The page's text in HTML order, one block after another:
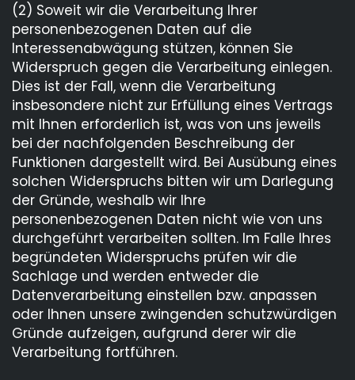
(2) Soweit wir die Verarbeitung Ihrer
personenbezogenen Daten auf die
Interessenabwägung stützen, können Sie
Widerspruch gegen die Verarbeitung einlegen.
Dies ist der Fall, wenn die Verarbeitung
insbesondere nicht zur Erfüllung eines Vertrags
mit Ihnen erforderlich ist, was von uns jeweils
bei der nachfolgenden Beschreibung der
Funktionen dargestellt wird. Bei Ausübung eines
solchen Widerspruchs bitten wir um Darlegung
der Gründe, weshalb wir Ihre
personenbezogenen Daten nicht wie von uns
durchgeführt verarbeiten sollten. Im Falle Ihres
begründeten Widerspruchs prüfen wir die
Sachlage und werden entweder die
Datenverarbeitung einstellen bzw. anpassen
oder Ihnen unsere zwingenden schutzwürdigen
Gründe aufzeigen, aufgrund derer wir die
Verarbeitung fortführen.